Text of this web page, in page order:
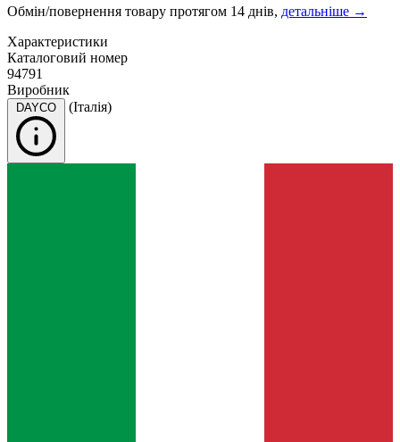
Обмін/повернення товару протягом 14 днів, детальніше →
Характеристики
Каталоговий номер
94791
Виробник
(Італія)